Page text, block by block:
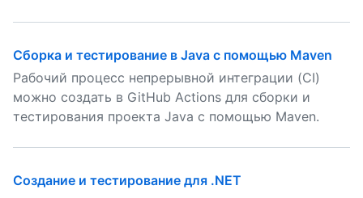
Сборка и тестирование в Java с помощью Maven
Рабочий процесс непрерывной интеграции (CI)
можно создать в GitHub Actions для сборки и
тестирования проекта Java с помощью Maven.
Создание и тестирование для .NET